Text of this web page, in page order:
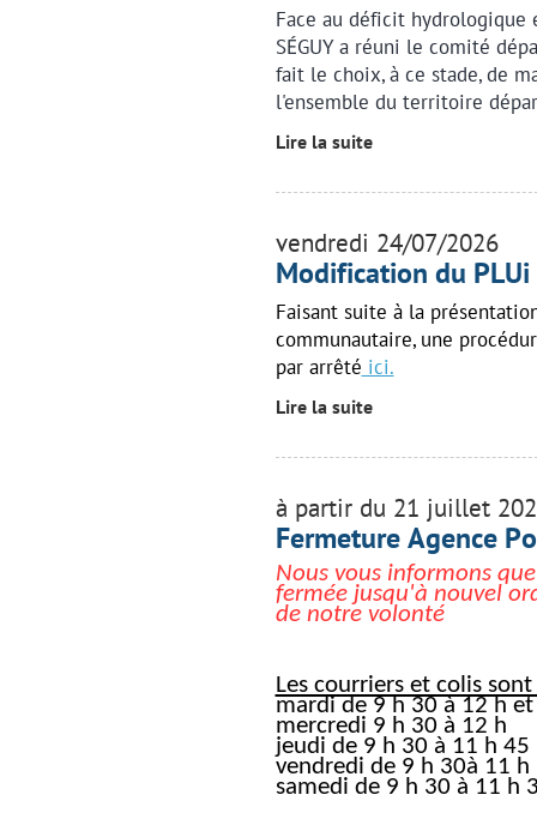
Face au déficit hydrologique
SÉGUY a réuni le comité
fait le choix, à ce stade, de
l'ensemble du territoire
Lire la suite
vendredi 24/07/2026
Modification du PLUi
Faisant suite à la
communautaire, une
par arrêté ici.
Lire la suite
à partir du 21 juillet
Fermeture Agence
Nous vous informons
fermée jusqu'à nouvel
de notre volonté
Les courriers et colis
mardi de 9 h 30 à 12 h
mercredi 9 h 30 à 12 h
jeudi de 9 h 30 à 11 h 45
vendredi de 9 h 30à 11 h
samedi de 9 h 30 à 11 h